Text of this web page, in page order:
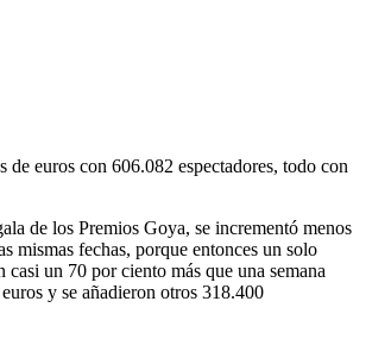
euros con 606.082 espectadores, todo con
de los Premios Goya, se incrementó menos
mismas fechas, porque entonces un solo
un 70 por ciento más que una semana
y se añadieron otros 318.400